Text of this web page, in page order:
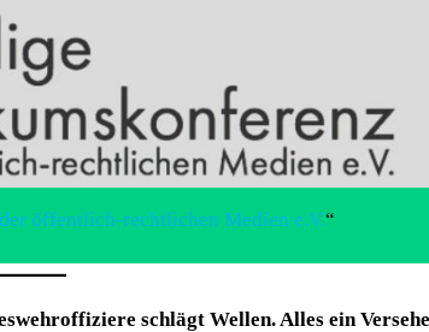
öffentlich-rechtlichen Medien e.V.“
schlägt Wellen. Alles ein